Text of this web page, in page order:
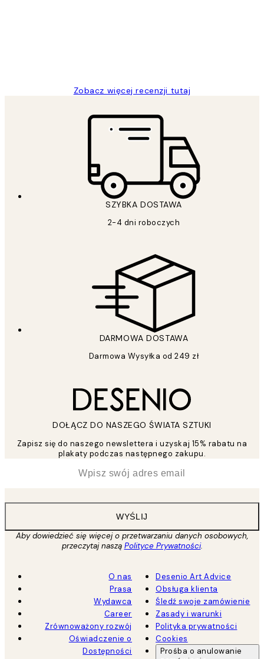
Zobacz więcej recenzji tutaj
SZYBKA DOSTAWA
2-4 dni roboczych
DARMOWA DOSTAWA
Darmowa Wysyłka od 249 zł
DOŁĄCZ DO NASZEGO ŚWIATA SZTUKI
Zapisz się do naszego newslettera i uzyskaj 15% rabatu na
plakaty podczas następnego zakupu.
WYŚLIJ
Aby dowiedzieć się więcej o przetwarzaniu danych osobowych,
przeczytaj naszą Polityce Prywatności.
O nas
Prasa
Wydawca
Career
Zrównoważony rozwój
Oświadczenie o
Dostępności
Desenio Art Advice
Obsługa klienta
Śledź swoje zamówienie
Zasady i warunki
Polityka prywatności
Cookies
Prośba o anulowanie